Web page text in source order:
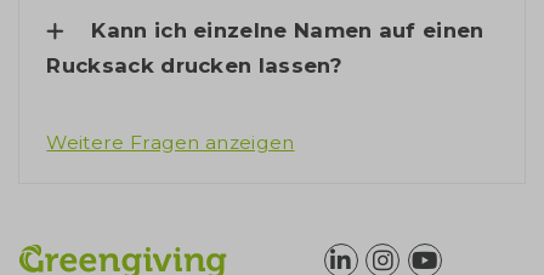
Kann ich einzelne Namen auf einen
Rucksack drucken lassen?
Weitere Fragen anzeigen